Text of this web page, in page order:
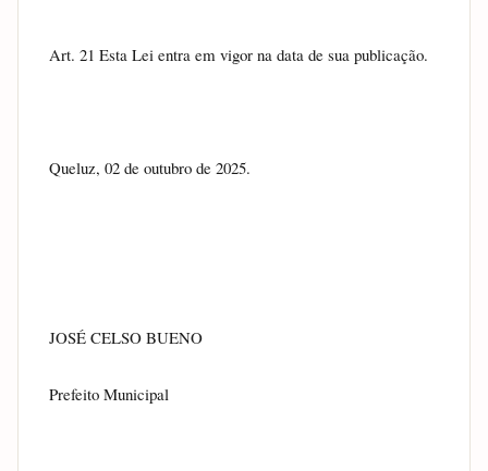
Art. 21 Esta Lei entra em vigor na data de sua publicação.
Queluz, 02 de outubro de 2025.
JOSÉ CELSO BUENO
Prefeito Municipal